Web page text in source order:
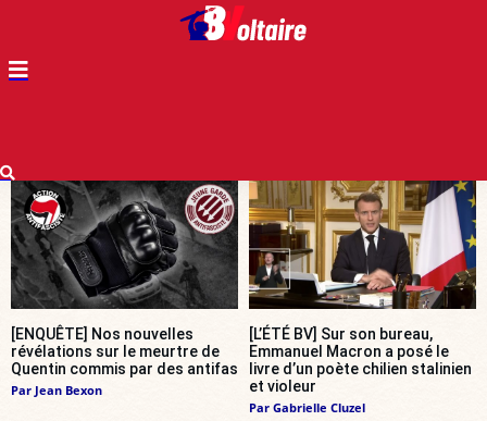
[ENQUÊTE] Nos nouvelles
révélations sur le meurtre de
Quentin commis par des antifas
Par Jean Bexon
[L’ÉTÉ BV] Sur son bureau,
Emmanuel Macron a posé le
livre d’un poète chilien stalinien
et violeur
Par Gabrielle Cluzel